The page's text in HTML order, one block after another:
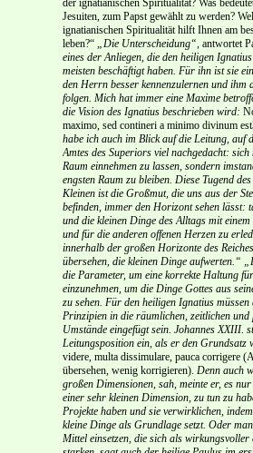
der ignatianischen Spiritualität? Was
Jesuiten, zum Papst gewählt zu werden?
ignatianischen Spiritualität hilft Ihnen am
leben?“ „Die Unterscheidung“, antwortet
eines der Anliegen, die den heiligen
meisten beschäftigt haben. Für ihn ist sie
den Herrn besser kennenzulernen und ihm
folgen. Mich hat immer eine Maxime
die Vision des Ignatius beschrieben wird:
maximo, sed contineri a minimo divinum
habe ich auch im Blick auf die Leitung, auf
Amtes des Superiors viel nachgedacht:
Raum einnehmen zu lassen, sondern
engsten Raum zu bleiben. Diese Tugend
Kleinen ist die Großmut, die uns aus der
befinden, immer den Horizont sehen lässt:
und die kleinen Dinge des Alltags mit
und für die anderen offenen Herzen zu
innerhalb der großen Horizonte des
übersehen, die kleinen Dinge aufwerten.“
die Parameter, um eine korrekte Haltung
einzunehmen, um die Dinge Gottes aus
zu sehen. Für den heiligen Ignatius müssen
Prinzipien in die räumlichen, zeitlichen und
Umstände eingefügt sein. Johannes XXIII.
Leitungsposition ein, als er den Grundsatz
videre, multa dissimulare, pauca corrigere
übersehen, wenig korrigieren). Denn auch
großen Dimensionen, sah, meinte er, es
einer sehr kleinen Dimension, zu tun zu
Projekte haben und sie verwirklichen,
kleine Dinge als Grundlage setzt. Oder
Mittel einsetzen, die sich als wirkungsvoller